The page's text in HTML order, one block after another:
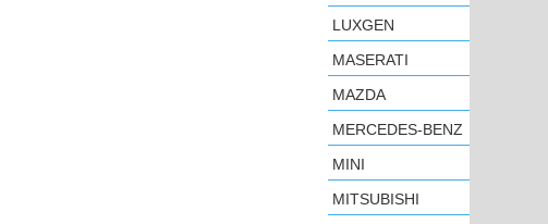
LUXGEN
MASERATI
MAZDA
MERCEDES-BENZ
MINI
MITSUBISHI